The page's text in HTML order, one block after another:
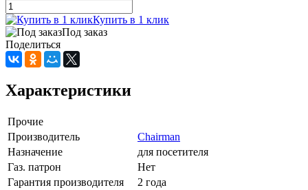
Купить в 1 клик
Под заказ
Поделиться
Характеристики
Прочие
Производитель
Chairman
Назначение
для посетителя
Газ. патрон
Нет
Гарантия производителя
2 года